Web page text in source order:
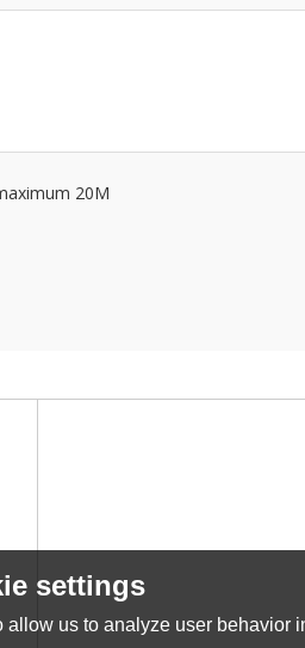
20M
settings
us to analyze user behavior